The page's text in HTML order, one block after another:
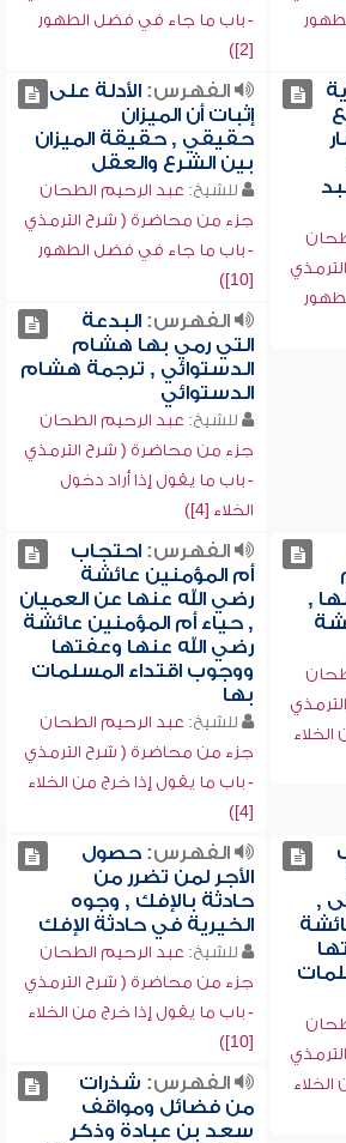
- باب ما جاء في فضل الطهور
[2])
الفهرس:الأدلة على
إثبات أن الميزان
حقيقي , حقيقة الميزان
بين الشرع والعقل
للشيخ: عبد الرحيم الطحان
جزء من محاضرة ( شرح الترمذي
- باب ما جاء في فضل الطهور
[10])
الفهرس:البدعة
التي رمي بها هشام
الدستوائي , ترجمة هشام
الدستوائي
للشيخ: عبد الرحيم الطحان
جزء من محاضرة ( شرح الترمذي
- باب ما يقول إذا أراد دخول
الخلاء [4])
,
الفهرس:احتجاب
أم المؤمنين عائشة
رضي الله عنها عن العميان
, حياء أم المؤمنين عائشة
رضي الله عنها وعفتها
ووجوب اقتداء المسلمات
بها
للشيخ: عبد الرحيم الطحان
جزء من محاضرة ( شرح الترمذي
- باب ما يقول إذا خرج من الخلاء
[4])
,
الفهرس:حصول
الأجر لمن تضرر من
حادثة بالإفك , وجوه
الخيرية في حادثة الإفك
للشيخ: عبد الرحيم الطحان
جزء من محاضرة ( شرح الترمذي
- باب ما يقول إذا خرج من الخلاء
[10])
الفهرس: شذرات
من فضائل ومواقف
سعد بن عبادة وذكر